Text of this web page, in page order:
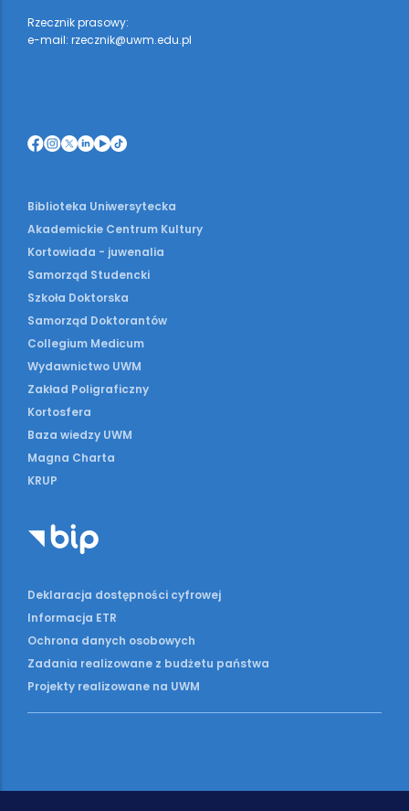
Rzecznik prasowy:
e-mail: rzecznik@uwm.edu.pl
Biblioteka Uniwersytecka
Akademickie Centrum Kultury
Kortowiada - juwenalia
Samorząd Studencki
Szkoła Doktorska
Samorząd Doktorantów
Collegium Medicum
Wydawnictwo UWM
Zakład Poligraficzny
Kortosfera
Baza wiedzy UWM
Magna Charta
KRUP
Deklaracja dostępności cyfrowej
Informacja ETR
Ochrona danych osobowych
Zadania realizowane z budżetu państwa
Projekty realizowane na UWM